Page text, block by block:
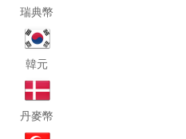
瑞典幣
韓元
丹麥幣